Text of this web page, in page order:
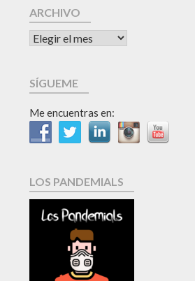
ARCHIVO
SÍGUEME
Me encuentras en:
LOS PANDEMIALS